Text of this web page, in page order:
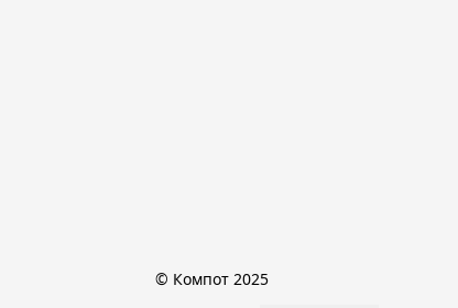
© Компот 2025